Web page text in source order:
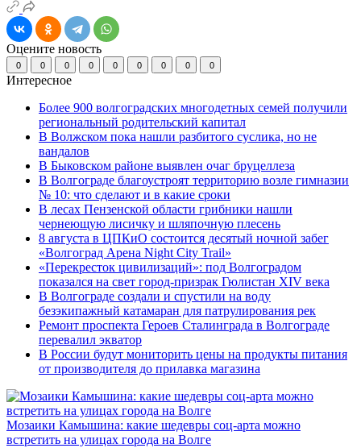
Оцените новость
0 0 0 0 0 0 0 0 0
Интересное
Более 900 волгоградских многодетных семей получили
региональный родительский капитал
В Волжском пока нашли разбитого суслика, но не
вандалов
В Быковском районе выявлен очаг бруцеллеза
В Волгограде благоустроят территорию возле гимназии
№ 10: что сделают и в какие сроки
В лесах Пензенской области грибники нашли
чернеющую лисичку и шляпочную плесень
8 августа в ЦПКиО состоится десятый ночной забег
«Волгоград Арена Night City Trail»
«Перекресток цивилизаций»: под Волгоградом
показался на свет город-призрак Гюлистан XIV века
В Волгограде создали и спустили на воду
безэкипажный катамаран для патрулирования рек
Ремонт проспекта Героев Сталинграда в Волгограде
перевалил экватор
В России будут мониторить цены на продукты питания
от производителя до прилавка магазина
Мозаики Камышина: какие шедевры соц-арта можно
встретить на улицах города на Волге